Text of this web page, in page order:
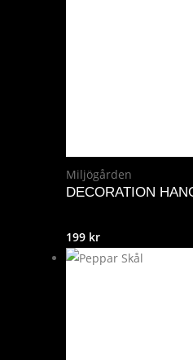
Miljögården
DECORATION
199 kr